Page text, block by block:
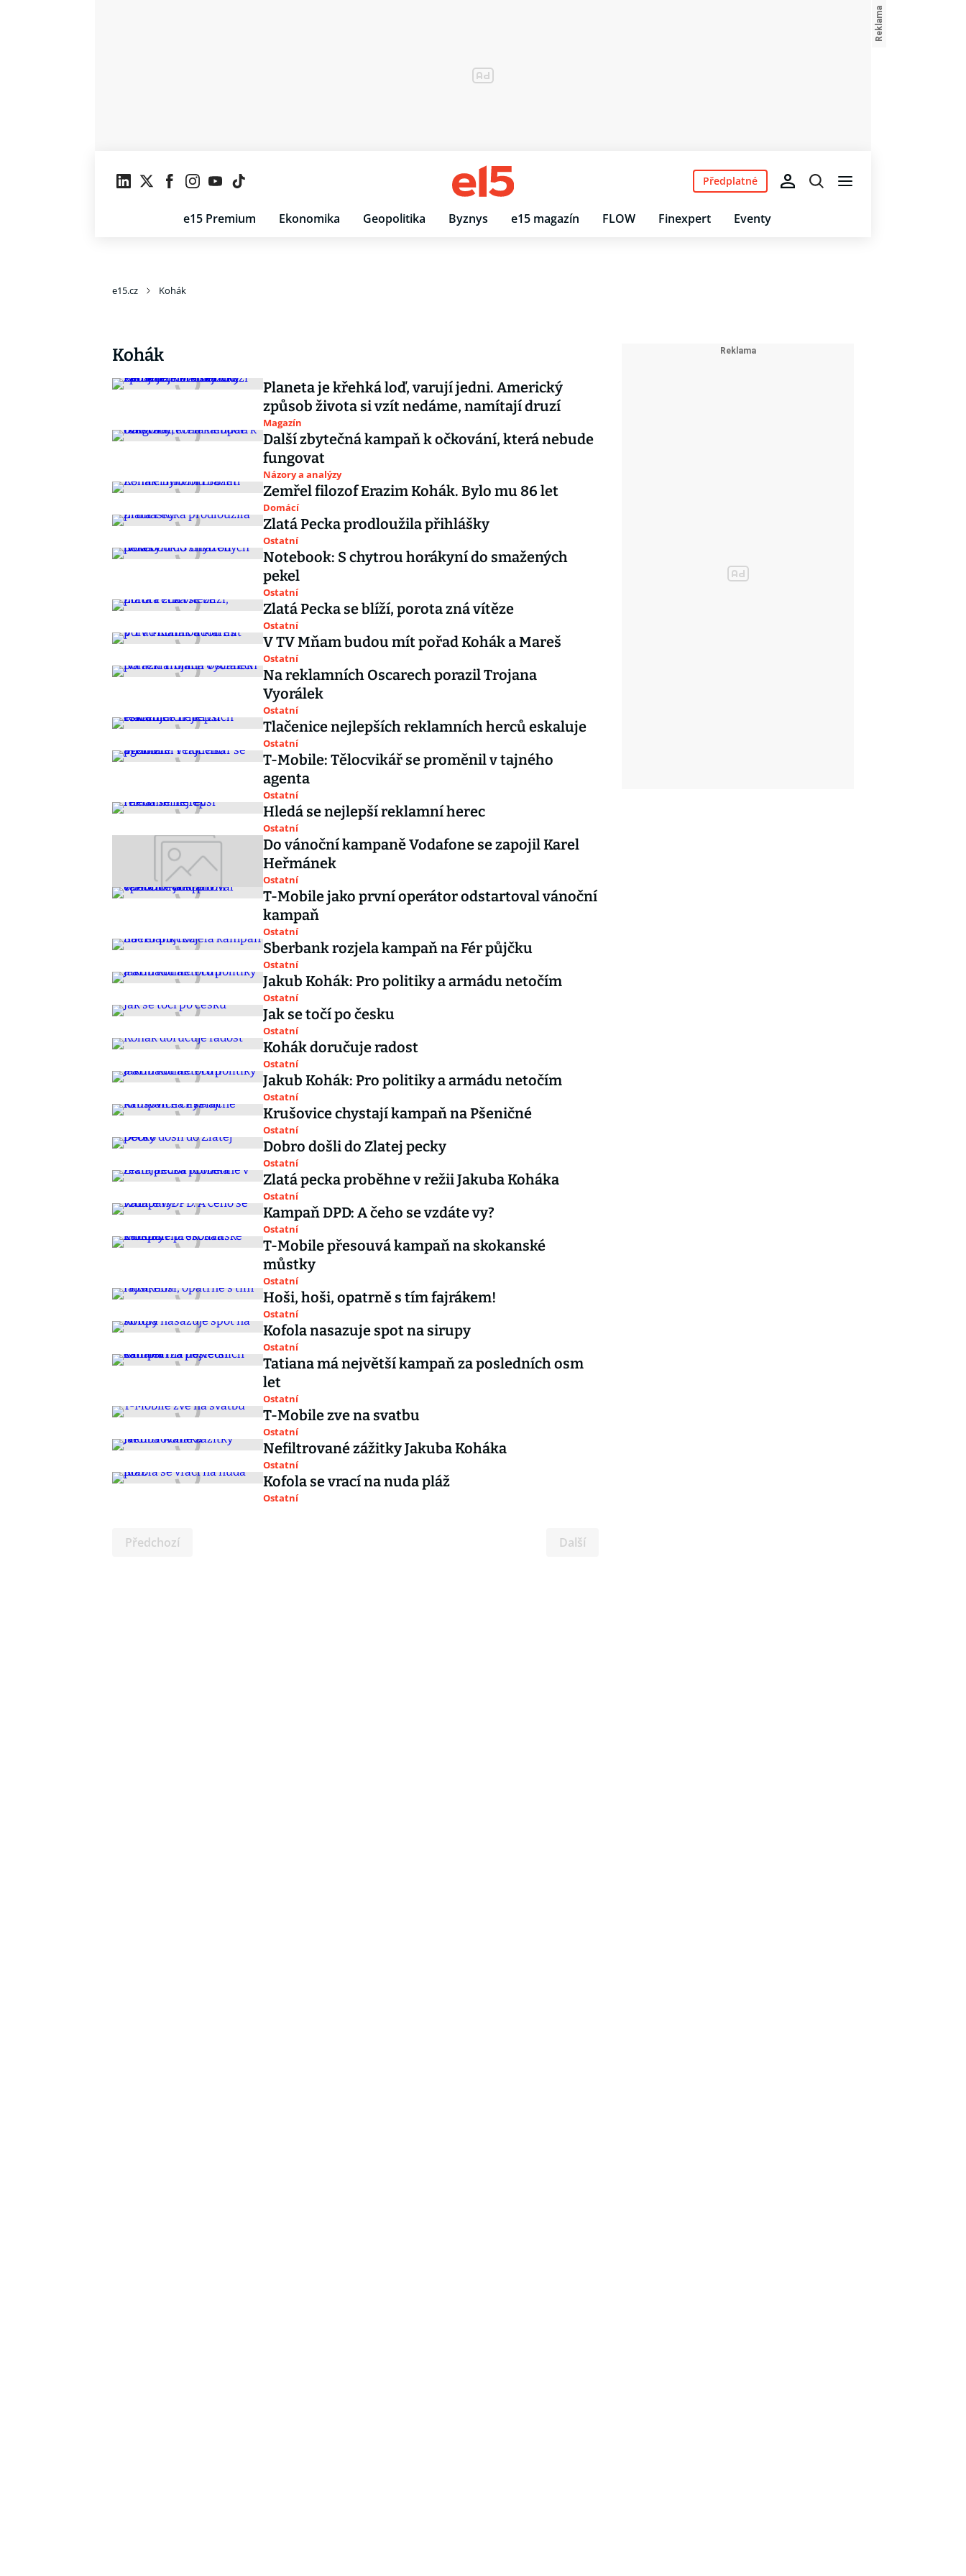
e15 Premium Ekonomika Geopolitika Byznys e15 magazín FLOW Finexpert Eventy
Předplatné
e15.cz Kohák
Kohák
Planeta je křehká loď, varují jedni. Americký
způsob života si vzít nedáme, namítají druzí
Magazín
Další zbytečná kampaň k očkování, která nebude
fungovat
Názory a analýzy
Zemřel filozof Erazim Kohák. Bylo mu 86 let
Domácí
Zlatá Pecka prodloužila přihlášky
Ostatní
Notebook: S chytrou horákyní do smažených
pekel
Ostatní
Zlatá Pecka se blíží, porota zná vítěze
Ostatní
V TV Mňam budou mít pořad Kohák a Mareš
Ostatní
Na reklamních Oscarech porazil Trojana
Vyorálek
Ostatní
Tlačenice nejlepších reklamních herců eskaluje
Ostatní
T-Mobile: Tělocvikář se proměnil v tajného
agenta
Ostatní
Hledá se nejlepší reklamní herec
Ostatní
Do vánoční kampaně Vodafone se zapojil Karel
Heřmánek
Ostatní
T-Mobile jako první operátor odstartoval vánoční
kampaň
Ostatní
Sberbank rozjela kampaň na Fér půjčku
Ostatní
Jakub Kohák: Pro politiky a armádu netočím
Ostatní
Jak se točí po česku
Ostatní
Kohák doručuje radost
Ostatní
Jakub Kohák: Pro politiky a armádu netočím
Ostatní
Krušovice chystají kampaň na Pšeničné
Ostatní
Dobro došli do Zlatej pecky
Ostatní
Zlatá pecka proběhne v režii Jakuba Koháka
Ostatní
Kampaň DPD: A čeho se vzdáte vy?
Ostatní
T-Mobile přesouvá kampaň na skokanské
můstky
Ostatní
Hoši, hoši, opatrně s tím fajrákem!
Ostatní
Kofola nasazuje spot na sirupy
Ostatní
Tatiana má největší kampaň za posledních osm
let
Ostatní
T-Mobile zve na svatbu
Ostatní
Nefiltrované zážitky Jakuba Koháka
Ostatní
Kofola se vrací na nuda pláž
Ostatní
Předchozí Další